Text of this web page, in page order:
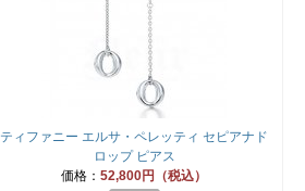
ティファニー エルサ・ペレッティ セピアナド
ロップ ピアス
価格： 52,800円（税込）